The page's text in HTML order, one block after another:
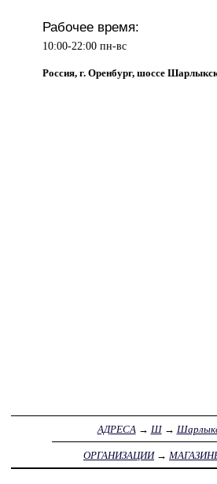
Рабочее время:
10:00-22:00 пн-вс
Россия, г. Оренбург, шоссе
АДРЕСА → Ш→
ОРГАНИЗАЦИИ→